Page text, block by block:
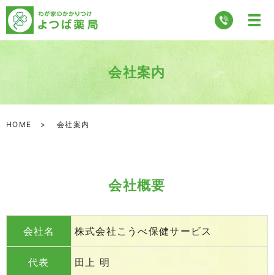
会社案内
HOME 会社案内
会社概要
会社名 株式会社こうべ保健サービス
代表 田上 明